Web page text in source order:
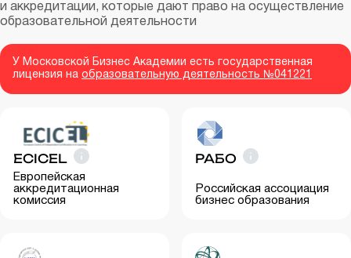
и аккредитации, которые дают право на осуществление
образовательной деятельности
У Московской Бизнес Академии есть государственная
лицензия на образовательную деятельность №041221
ECICEL
Европейская
аккредитационная
комиссия
РАБО
Российская ассоциация
бизнес образования